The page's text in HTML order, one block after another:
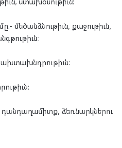
մեծանձնութիւն, քաջութիւն,
ձեռնարկներու